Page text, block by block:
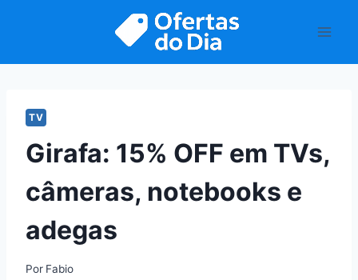
TV
Girafa: 15% OFF em TVs,
câmeras, notebooks e
adegas
Por Fabio